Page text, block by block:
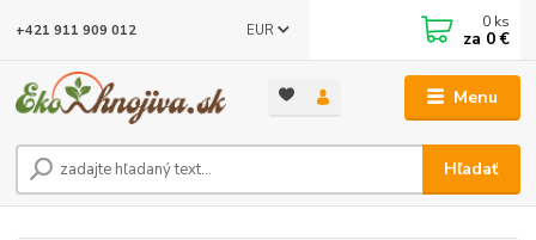
Menu
EUR
Hľadať
+421 911 909 012 0 ks
za 0 €